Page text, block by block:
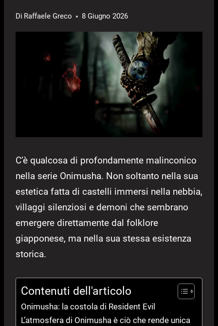
Di Raffaele Greco 8 Giugno 2026
C’è qualcosa di profondamente malinconico
nella serie Onimusha. Non soltanto nella sua
estetica fatta di castelli immersi nella nebbia,
villaggi silenziosi e demoni che sembrano
emergere direttamente dal folklore
giapponese, ma nella sua stessa esistenza
storica.
Contenuti dell'articolo
Onimusha: la costola di Resident Evil
L’atmosfera di Onimusha è ciò che rende unica